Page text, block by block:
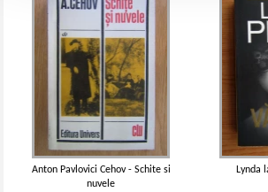
Thomas Mann - Casa Buddenbrook
IN STOC
Pret:18,00Lei
Adaugă în coș
Thomas
Pret:
Anton Pavlovici Cehov - Schite si
nuvele
Lynda